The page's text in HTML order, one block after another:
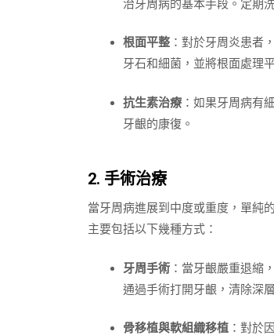
治牙周病的基本手段。定期
根面平整 ：對於牙周炎患者
牙石和細菌，並將根面處理
抗生素治療 ：如果牙周病有
牙齦的康復。
2. 手術治療
當牙周病進展到中度或重度，單純
主要包括以下幾種方式：
牙周手術 ：當牙齦嚴重退縮
通過手術打開牙齦，清除深
骨移植與軟組織移植 ：對於